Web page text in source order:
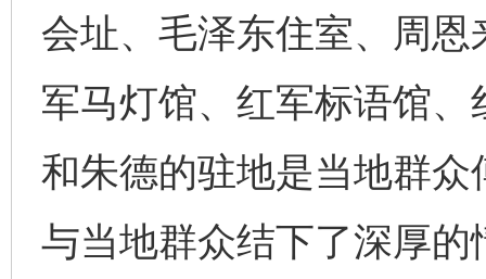
会址、毛泽东住室、周
军马灯馆、红军标语馆
和朱德的驻地是当地群
与当地群众结下了深厚